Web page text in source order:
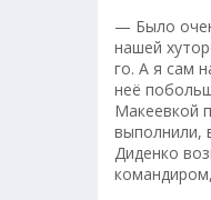
— Было
нашей
го. А я сам
неё
Макеевкой
выполнили,
Диденко